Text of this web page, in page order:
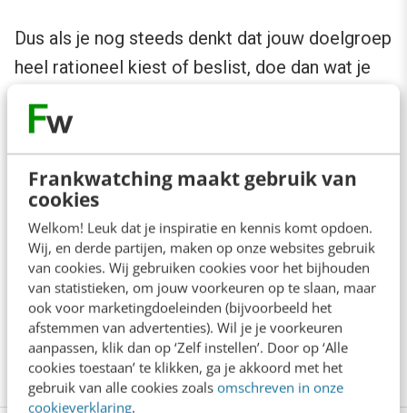
Frankwatching maakt gebruik van
cookies
Welkom! Leuk dat je inspiratie en kennis komt opdoen.
Wij, en derde partijen, maken op onze websites gebruik
van cookies. Wij gebruiken cookies voor het bijhouden
van statistieken, om jouw voorkeuren op te slaan, maar
ook voor marketingdoeleinden (bijvoorbeeld het
afstemmen van advertenties). Wil je je voorkeuren
aanpassen, klik dan op ‘Zelf instellen’. Door op ‘Alle
cookies toestaan’ te klikken, ga je akkoord met het
gebruik van alle cookies zoals omschreven in onze
cookieverklaring.
Dus als je nog steeds denkt dat jouw doelgroep
heel rationeel kiest of beslist, doe dan wat je
markt als deze? Bekijk je voorstel nog eens. Of
je website. Of je prijsstructuur. En vraag jezelf
niet af: ‘Wát staat er?’ maar: ‘Hoe voelt dit
bedrag?’.
Als je die vraag durft te stellen, hoef je minder
vaak te overtuigen. En vaker alleen nog maar te
bevestigen. Want dan voelt je prijs gewoon…
juist.